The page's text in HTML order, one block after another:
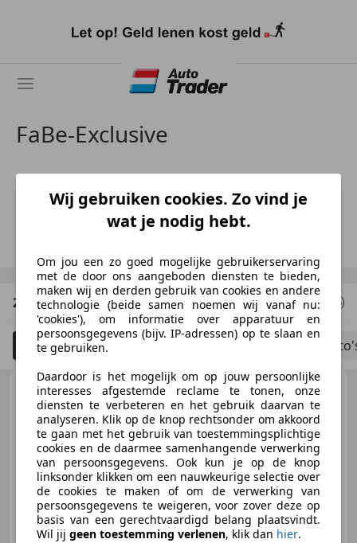
naar
FaBe-Exclusive
Fatih Bekir
2 Resultatenvoor uw zoekopdracht
Filteren 5 Bouwjaar tot 2006
Mercedes-Benz 280200-
280 (W123) 250 Automaat/1e
Eigenaar/Automaat/C
€ 18.900
Wij gebruiken cookies. Zo vind je
wat je nodig hebt.
Om jou een zo goed mogelijke gebruikerservaring
met de door ons aangeboden diensten te bieden,
maken wij en derden gebruik van cookies en andere
technologie (beide samen noemen wij vanaf nu:
'cookies'), om informatie over apparatuur en
persoonsgegevens (bijv. IP-adressen) op te slaan en
te gebruiken.
Daardoor is het mogelijk om op jouw persoonlijke
interesses afgestemde reclame te tonen, onze
diensten te verbeteren en het gebruik daarvan te
analyseren. Klik op de knop rechtsonder om akkoord
te gaan met het gebruik van toestemmingsplichtige
cookies en de daarmee samenhangende verwerking
van persoonsgegevens. Ook kun je op de knop
linksonder klikken om een nauwkeurige selectie over
de cookies te maken of om de verwerking van
persoonsgegevens te weigeren, voor zover deze op
basis van een gerechtvaardigd belang plaatsvindt.
Wil jij geen toestemming verlenen, klik dan hier.